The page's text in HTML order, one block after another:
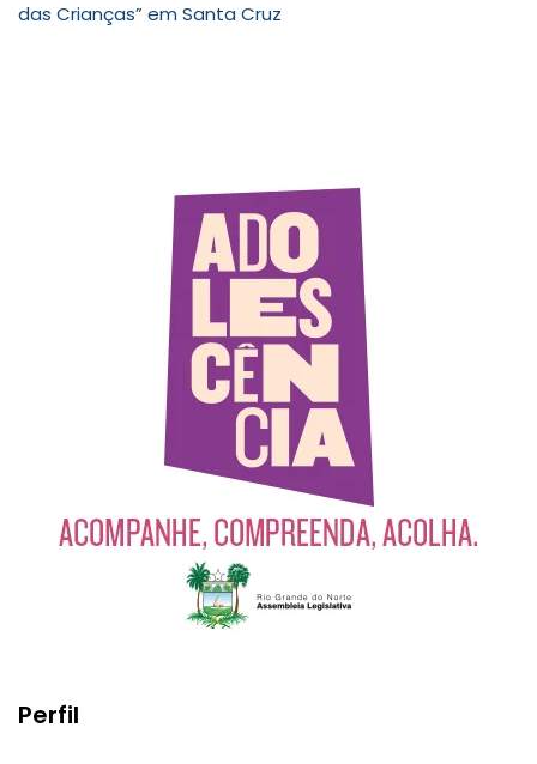
das Crianças” em Santa Cruz
Perfil